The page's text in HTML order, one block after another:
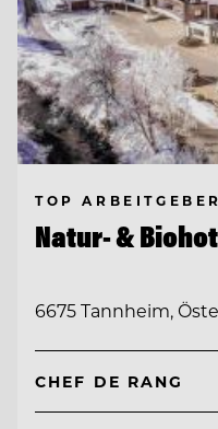
TOP ARBEITGEBER
Natur- &
6675 Tannheim,
CHEF DE RANG